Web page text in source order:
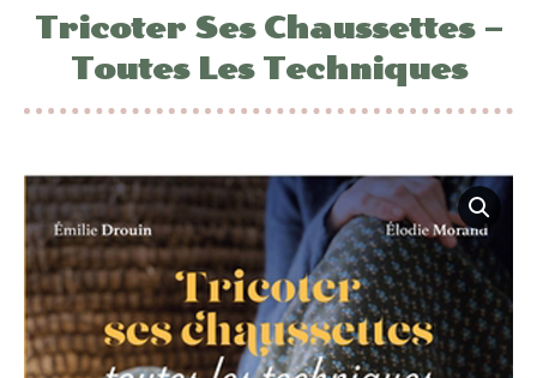
Tricoter Ses Chaussettes –
Toutes Les Techniques